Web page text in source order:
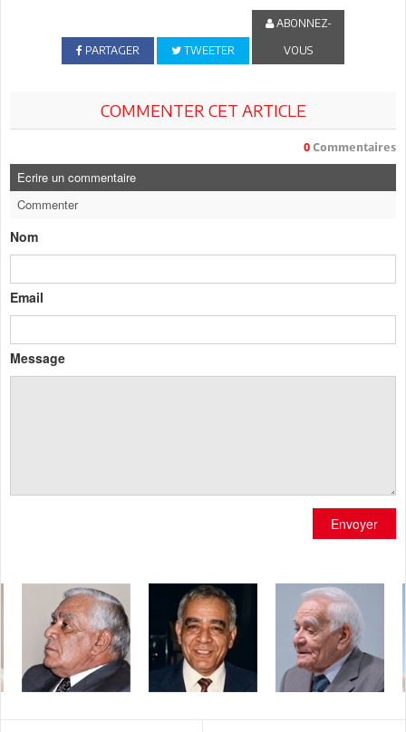
PARTAGER TWEETER
ABONNEZ-
VOUS
COMMENTER CET ARTICLE
0 Commentaires
Ecrire un commentaire
Commenter
Nom
Email
Message
Envoyer